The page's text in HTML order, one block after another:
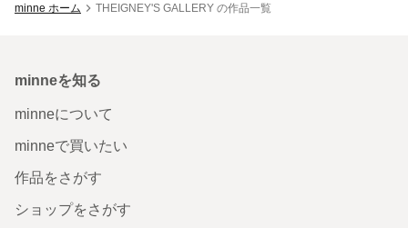
minne ホーム THEIGNEY'S GALLERY の作品一覧
minneを知る
minneについて
minneで買いたい
作品をさがす
ショップをさがす